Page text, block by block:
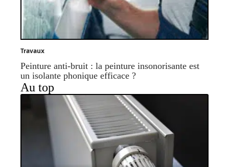
Travaux
Peinture anti-bruit : la peinture insonorisante est
un isolante phonique efficace ?
Au top